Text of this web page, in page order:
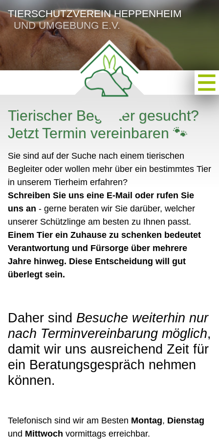
TIERSCHUTZVEREIN HEPPENHEIM
UND UMGEBUNG E.V.
Tierischer Begleiter gesucht?
Jetzt Termin vereinbaren 🐾
Sie sind auf der Suche nach einem tierischen
Begleiter oder wollen mehr über ein bestimmtes Tier
in unserem Tierheim erfahren?
Schreiben Sie uns eine E-Mail oder rufen Sie
uns an - gerne beraten wir Sie darüber, welcher
unserer Schützlinge am besten zu Ihnen passt.
Einem Tier ein Zuhause zu schenken bedeutet
Verantwortung und Fürsorge über mehrere
Jahre hinweg. Diese Entscheidung will gut
überlegt sein.
Daher sind Besuche weiterhin nur
nach Terminvereinbarung möglich,
damit wir uns ausreichend Zeit für
ein Beratungsgespräch nehmen
können.
Telefonisch sind wir am Besten Montag, Dienstag
und Mittwoch vormittags erreichbar.